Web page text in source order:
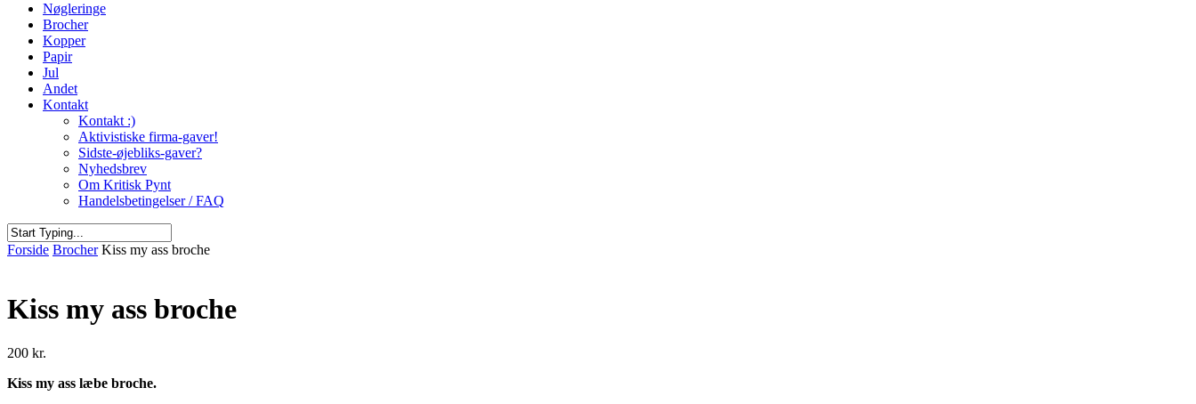
Nøgleringe
Brocher
Kopper
Papir
Jul
Andet
Kontakt
Kontakt :)
Aktivistiske firma-gaver!
Sidste-øjebliks-gaver?
Nyhedsbrev
Om Kritisk Pynt
Handelsbetingelser / FAQ
Close
Forside Brocher Kiss my ass broche
Kiss my ass broche
200 kr.
Kiss my ass læbe broche.